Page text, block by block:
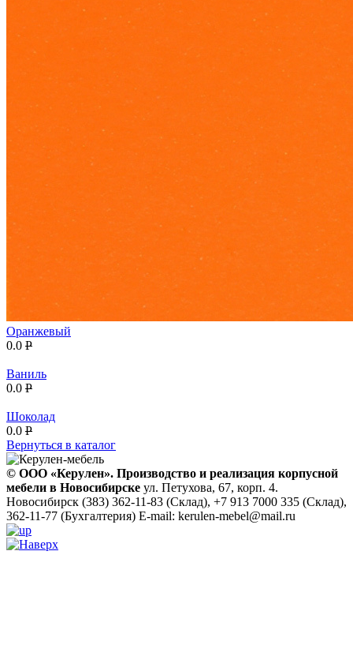
Оранжевый
0.0 P
Ваниль
0.0 P
Шоколад
0.0 P
Вернуться в каталог
© ООО «Керулен». Производство и реализация корпусной
мебели в Новосибирске ул. Петухова, 67, корп. 4.
Новосибирск (383) 362-11-83 (Склад), +7 913 7000 335 (Склад),
362-11-77 (Бухгалтерия) E-mail: kerulen-mebel@mail.ru